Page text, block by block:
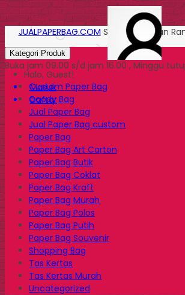
Halo, Guest!
Masuk
Daftar
JUALPAPERBAG.COM Solusi Kemasan
Kategori Produk
Buka jam 09.00 s/d jam 16.00 , Minggu
Custom Paper Bag
Goody Bag
Jual Paper Bag
Jual Paper Bag custom
Paper Bag
Paper Bag Art Carton
Paper Bag Butik
Paper Bag Coklat
Paper Bag Kraft
Paper Bag Murah
Paper Bag Polos
Paper Bag Putih
Paper Bag Souvenir
Shopping Bag
Tas Kertas
Tas Kertas Murah
Uncategorized